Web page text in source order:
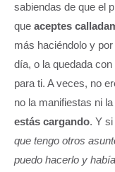
sabiendas de que el
que aceptes
más haciéndolo y
día, o la quedada
para ti. A veces, no
no la manifiestas ni
estás cargando. Y
que tengo otros
puedo hacerlo y